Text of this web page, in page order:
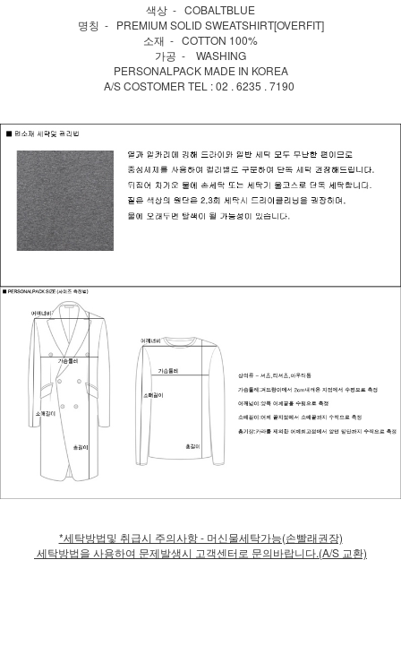
색상 - COBALTBLUE
명칭 - PREMIUM SOLID SWEATSHIRT[OVERFIT]
소재 - COTTON 100%
가공 - WASHING
PERSONALPACK MADE IN KOREA
A/S COSTOMER TEL : 02 . 6235 . 7190
*세탁방법및 취급시 주의사항 - 머신물세탁가능(손빨래권장)
세탁방법을 사용하여 문제발생시 고객센터로 문의바랍니다.(A/S 교환)